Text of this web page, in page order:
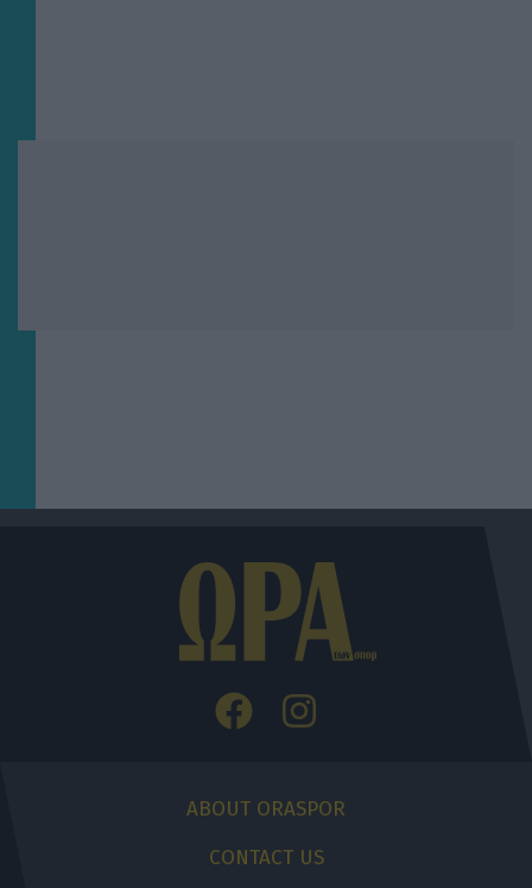
ABOUT ORASPOR
CONTACT US